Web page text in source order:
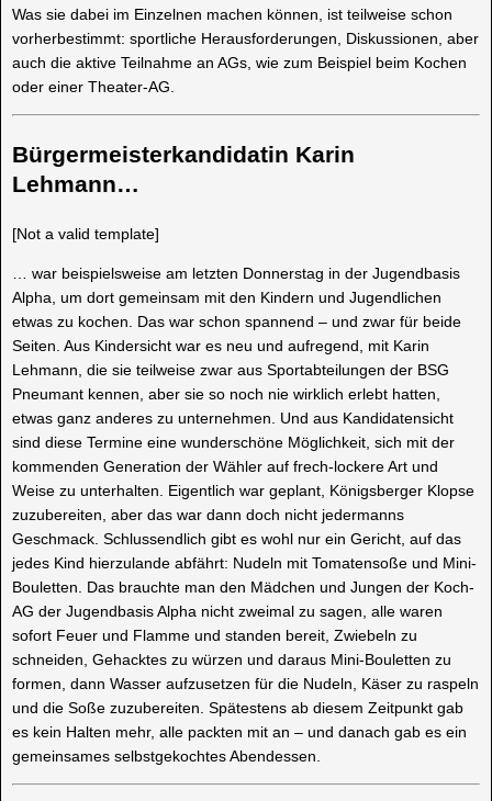
Was sie dabei im Einzelnen machen können, ist teilweise schon
vorherbestimmt: sportliche Herausforderungen, Diskussionen, aber
auch die aktive Teilnahme an AGs, wie zum Beispiel beim Kochen
oder einer Theater-AG.
Bürgermeisterkandidatin Karin
Lehmann…
[Not a valid template]
… war beispielsweise am letzten Donnerstag in der Jugendbasis
Alpha, um dort gemeinsam mit den Kindern und Jugendlichen
etwas zu kochen. Das war schon spannend – und zwar für beide
Seiten. Aus Kindersicht war es neu und aufregend, mit Karin
Lehmann, die sie teilweise zwar aus Sportabteilungen der BSG
Pneumant kennen, aber sie so noch nie wirklich erlebt hatten,
etwas ganz anderes zu unternehmen. Und aus Kandidatensicht
sind diese Termine eine wunderschöne Möglichkeit, sich mit der
kommenden Generation der Wähler auf frech-lockere Art und
Weise zu unterhalten. Eigentlich war geplant, Königsberger Klopse
zuzubereiten, aber das war dann doch nicht jedermanns
Geschmack. Schlussendlich gibt es wohl nur ein Gericht, auf das
jedes Kind hierzulande abfährt: Nudeln mit Tomatensoße und Mini-
Bouletten. Das brauchte man den Mädchen und Jungen der Koch-
AG der Jugendbasis Alpha nicht zweimal zu sagen, alle waren
sofort Feuer und Flamme und standen bereit, Zwiebeln zu
schneiden, Gehacktes zu würzen und daraus Mini-Bouletten zu
formen, dann Wasser aufzusetzen für die Nudeln, Käser zu raspeln
und die Soße zuzubereiten. Spätestens ab diesem Zeitpunkt gab
es kein Halten mehr, alle packten mit an – und danach gab es ein
gemeinsames selbstgekochtes Abendessen.